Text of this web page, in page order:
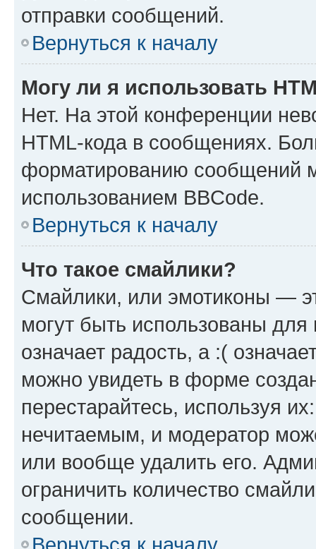
отправки сообщений.
Вернуться к началу
Могу ли я использовать
Нет. На этой конференции
HTML-кода в сообщениях.
форматированию сообщений
использованием BBCode.
Вернуться к началу
Что такое смайлики?
Смайлики, или эмотиконы —
могут быть использованы
означает радость, а :(
можно увидеть в форме
перестарайтесь, используя
нечитаемым, и модератор
или вообще удалить его.
ограничить количество
сообщении.